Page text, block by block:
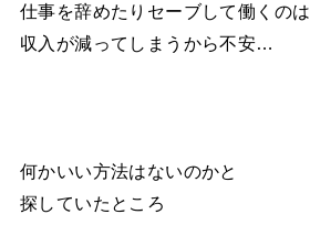
仕事を辞めたりセーブして働くのは
収入が減ってしまうから不安…
何かいい方法はないのかと
探していたところ